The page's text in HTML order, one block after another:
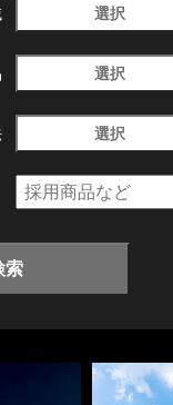
選択
選択
選択
索